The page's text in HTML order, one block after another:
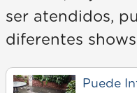
ser atendidos,
diferentes
Puede